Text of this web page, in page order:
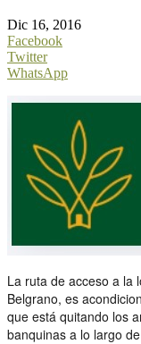
Dic 16, 2016
Facebook
Twitter
WhatsApp
La ruta de acceso a la
Belgrano, es
que está quitando los
banquinas a lo largo